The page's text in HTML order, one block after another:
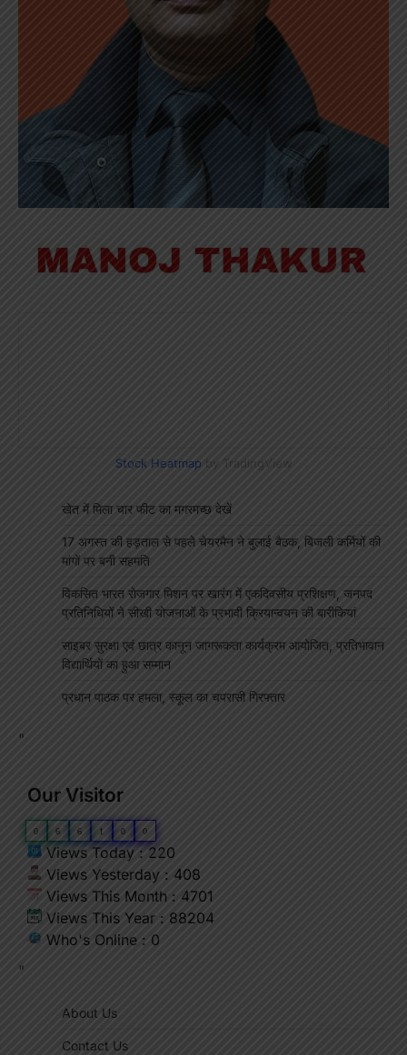
Stock Heatmap by TradingView
खेत में मिला चार फीट का मगरमच्छ देखें
17 अगस्त की हड़ताल से पहले चेयरमैन ने बुलाई बैठक, बिजली कर्मियों की
मांगों पर बनी सहमति
विकसित भारत रोजगार मिशन पर खारंग में एकदिवसीय प्रशिक्षण, जनपद
प्रतिनिधियों ने सीखी योजनाओं के प्रभावी क्रियान्वयन की बारीकियां
साइबर सुरक्षा एवं छात्र कानून जागरूकता कार्यक्रम आयोजित, प्रतिभावान
विद्यार्थियों का हुआ सम्मान
प्रधान पाठक पर हमला, स्कूल का चपरासी गिरफ्तार
"
Our Visitor
0 6 6 1 0 0
Views Today : 220
Views Yesterday : 408
Views This Month : 4701
Views This Year : 88204
Who's Online : 0
"
About Us
Contact Us